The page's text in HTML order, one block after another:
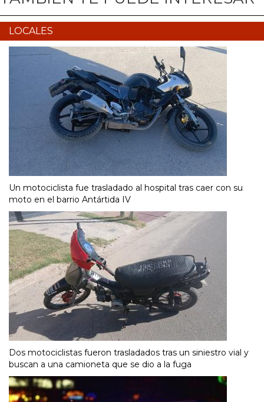
LOCALES
Un motociclista fue trasladado al hospital tras caer con su
moto en el barrio Antártida IV
Dos motociclistas fueron trasladados tras un siniestro vial y
buscan a una camioneta que se dio a la fuga